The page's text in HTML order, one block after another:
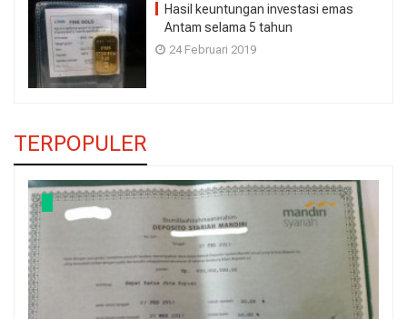
Hasil keuntungan investasi emas
Antam selama 5 tahun
24 Februari 2019
TERPOPULER